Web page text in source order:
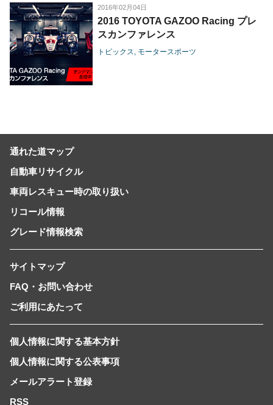
2016年02月04日
2016 TOYOTA GAZOO Racing プレ
スカンファレンス
トピックス モータースポーツ
通れた道マップ
自動車リサイクル
車両レスキュー時の取り扱い
リコール情報
グレード情報検索
サイトマップ
FAQ・お問い合わせ
ご利用にあたって
個人情報に関する基本方針
個人情報に関する公表事項
メールアラート登録
RSS